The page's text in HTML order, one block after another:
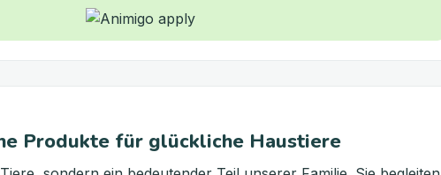
Produkte für glückliche Haustiere